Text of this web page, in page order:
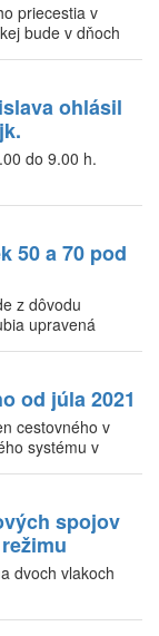
priecestia v
bude v dňoch
ohlásil
do 9.00 h.
50 a 70 pod
z dôvodu
upravená
premávka liniek
od júla 2021
cestovného v
systému v
spojov
dvoch vlakoch